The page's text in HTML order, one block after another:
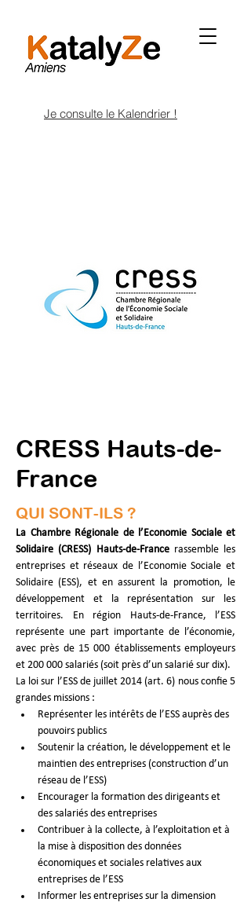
Je consulte le Kalendrier !
CRESS Hauts-de-
France
QUI SONT-ILS ?
La Chambre Régionale de l’Economie Sociale et
Solidaire (CRESS) Hauts-de-France rassemble les
entreprises et réseaux de l’Economie Sociale et
Solidaire (ESS), et en assurent la promotion, le
développement et la représentation sur les
territoires. En région Hauts-de-France, l’ESS
représente une part importante de l’économie,
avec près de 15 000 établissements employeurs
et 200 000 salariés (soit près d’un salarié sur dix).
La loi sur l’ESS de juillet 2014 (art. 6) nous confie 5
grandes missions :
Représenter les intérêts de l’ESS auprès des
pouvoirs publics
Soutenir la création, le développement et le
maintien des entreprises (construction d’un
réseau de l’ESS)
Encourager la formation des dirigeants et
des salariés des entreprises
Contribuer à la collecte, à l’exploitation et à
la mise à disposition des données
économiques et sociales relatives aux
entreprises de l’ESS
Informer les entreprises sur la dimension